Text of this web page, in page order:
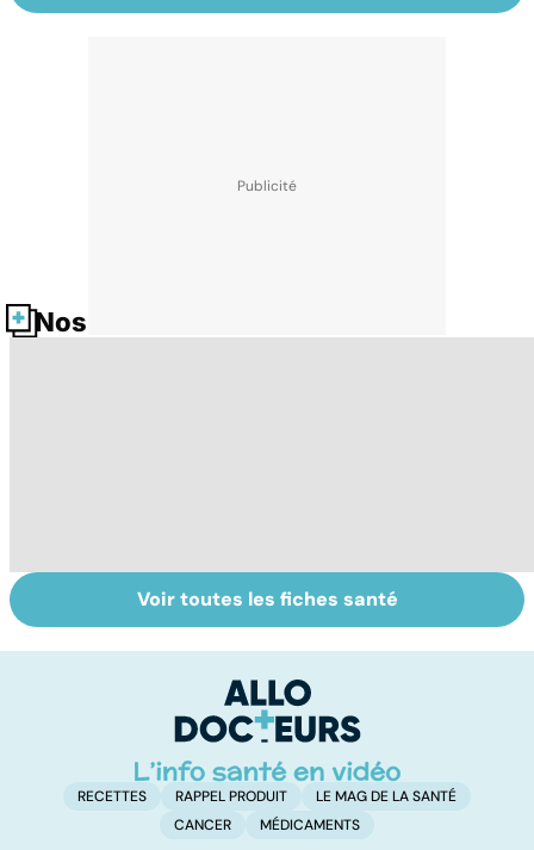
Nos fiches santé
Tout savoir sur le
cerveau
Staphylocoque
doré : une
surveillance
Voir toutes les fiches santé
RECETTES RAPPEL PRODUIT
LE MAG DE LA SANTÉ
CANCER
MÉDICAMENTS